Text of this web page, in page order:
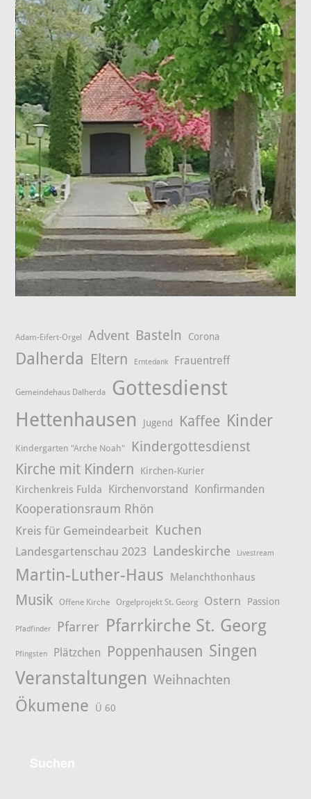
Adam-Eifert-Orgel Advent Basteln Corona
Dalherda Eltern Erntedank Frauentreff
Gemeindehaus Dalherda Gottesdienst
Hettenhausen Jugend Kaffee Kinder
Kindergarten "Arche Noah" Kindergottesdienst
Kirche mit Kindern Kirchen-Kurier
Kirchenkreis Fulda Kirchenvorstand Konfirmanden
Kooperationsraum Rhön
Kreis für Gemeindearbeit Kuchen
Landesgartenschau 2023 Landeskirche Livestream
Martin-Luther-Haus Melanchthonhaus
Musik Offene Kirche Orgelprojekt St. Georg Ostern Passion
Pfadfinder Pfarrer Pfarrkirche St. Georg
Pfingsten Plätzchen Poppenhausen Singen
Veranstaltungen Weihnachten
Ökumene Ü 60